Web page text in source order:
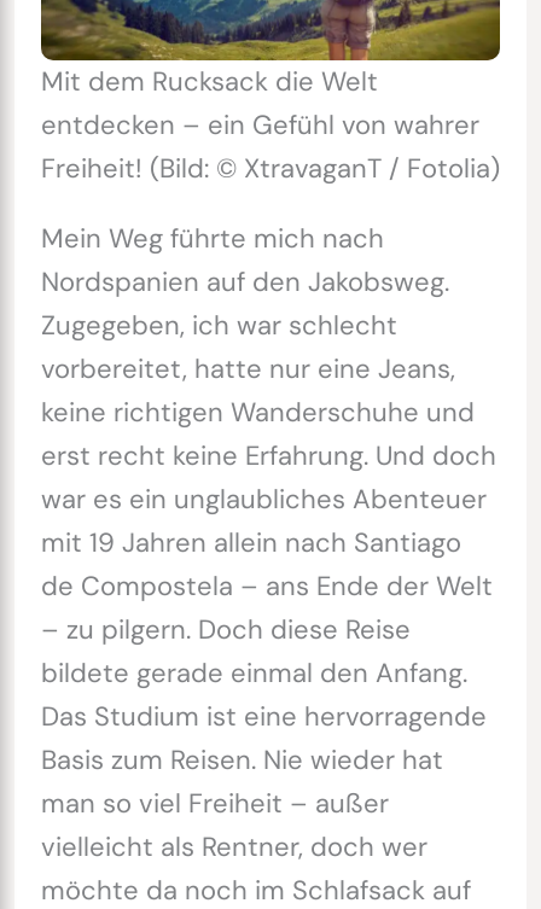
Mit dem Rucksack die Welt
entdecken – ein Gefühl von wahrer
Freiheit! (Bild: © XtravaganT / Fotolia)
Mein Weg führte mich nach
Nordspanien auf den Jakobsweg.
Zugegeben, ich war schlecht
vorbereitet, hatte nur eine Jeans,
keine richtigen Wanderschuhe und
erst recht keine Erfahrung. Und doch
war es ein unglaubliches Abenteuer
mit 19 Jahren allein nach Santiago
de Compostela – ans Ende der Welt
– zu pilgern. Doch diese Reise
bildete gerade einmal den Anfang.
Das Studium ist eine hervorragende
Basis zum Reisen. Nie wieder hat
man so viel Freiheit – außer
vielleicht als Rentner, doch wer
möchte da noch im Schlafsack auf